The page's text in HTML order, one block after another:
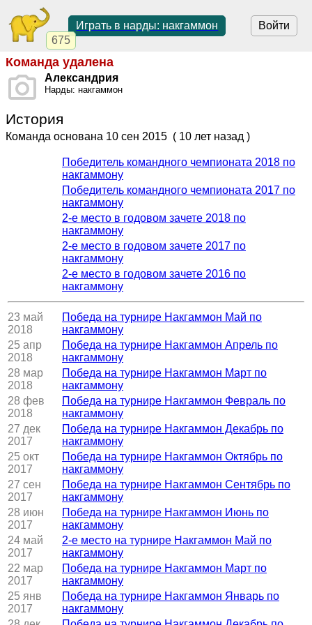
675
Войти
Играть в нарды: накгаммон
Команда удалена
Александрия
Нарды: накгаммон
История
Команда основана 10 сен 2015 ( 10 лет назад )
Победитель командного чемпионата 2018 по
накгаммону
Победитель командного чемпионата 2017 по
накгаммону
2-е место в годовом зачете 2018 по
накгаммону
2-е место в годовом зачете 2017 по
накгаммону
2-е место в годовом зачете 2016 по
накгаммону
23 май
2018
Победа на турнире Накгаммон Май по
накгаммону
25 апр
2018
Победа на турнире Накгаммон Апрель по
накгаммону
28 мар
2018
Победа на турнире Накгаммон Март по
накгаммону
28 фев
2018
Победа на турнире Накгаммон Февраль по
накгаммону
27 дек
2017
Победа на турнире Накгаммон Декабрь по
накгаммону
25 окт
2017
Победа на турнире Накгаммон Октябрь по
накгаммону
27 сен
2017
Победа на турнире Накгаммон Сентябрь по
накгаммону
28 июн
2017
Победа на турнире Накгаммон Июнь по
накгаммону
24 май
2017
2-е место на турнире Накгаммон Май по
накгаммону
22 мар
2017
Победа на турнире Накгаммон Март по
накгаммону
25 янв
2017
Победа на турнире Накгаммон Январь по
накгаммону